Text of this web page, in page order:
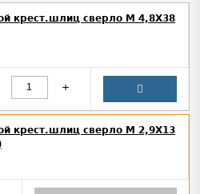
крест.шлиц сверло М 4,8Х38
+
крест.шлиц сверло М 2,9Х13